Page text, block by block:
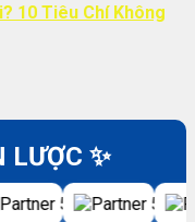
10 Tiêu Chí Không
LƯỢC ✨